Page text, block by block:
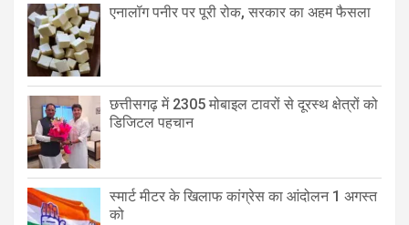
एनालॉग पनीर पर पूरी रोक, सरकार का अहम फैसला
छत्तीसगढ़ में 2305 मोबाइल टावरों से दूरस्थ क्षेत्रों को
डिजिटल पहचान
स्मार्ट मीटर के खिलाफ कांग्रेस का आंदोलन 1 अगस्त
को